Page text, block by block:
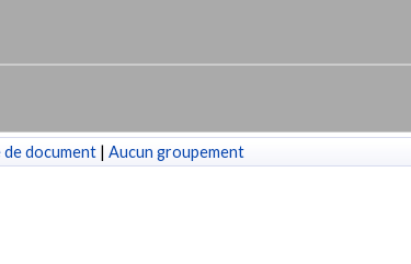
document | Aucun groupement